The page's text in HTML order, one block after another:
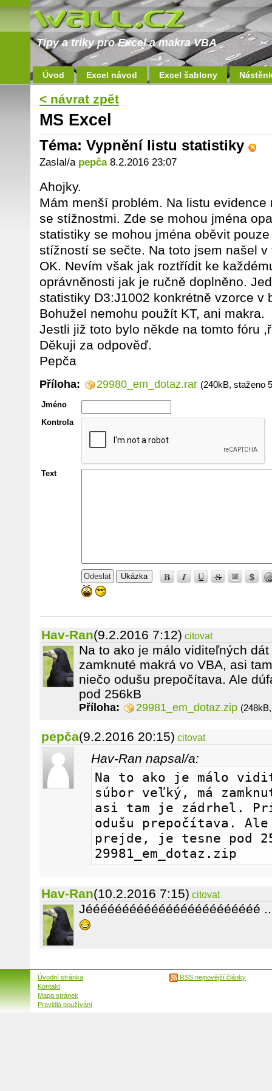
Tipy a triky pro Excel a makra VBA
Úvod Excel návod Excel šablony
< návrat zpět
MS Excel
Téma: Vypnění listu statistiky
Zaslal/a pepča8.2.2016 23:07
Ahojky.
Mám menší problém. Na listu
se stížnostmi. Zde se mohou jména
statistiky se mohou jména oběvit
stížností se sečte. Na toto jsem našel
OK. Nevím však jak roztřídit ke
oprávněnosti jak je ručně doplněno.
statistiky D3:J1002 konkrétně vzorce v
Bohužel nemohu použít KT, ani makra.
Jestli již toto bylo někde na tomto fóru
Děkuji za odpověď.
Pepča
Příloha: 29980_em_dotaz.rar (240kB, staženo
Jméno
Kontrola
Text
Ukázka
Hav-Ran(9.2.2016 7:12) citovat
Na to ako je málo viditeľných
zamknuté makrá vo VBA, asi
niečo odušu prepočítava. Ale
pod 256kB
Příloha: 29981_em_dotaz.zip
pepča(9.2.2016 20:15) citovat
Hav-Ran napsal/a:
Na to ako je málo
súbor veľký, má
asi tam je zádrhel.
odušu prepočítava.
prejde, je tesne pod
29981_em_dotaz.zip
Hav-Ran(10.2.2016 7:15) citovat
Jéééééééééééééééééééééééé
Úvodní stránka
Kontakt
Mapa stránek
Pravidla používání
RSS nejnovější články